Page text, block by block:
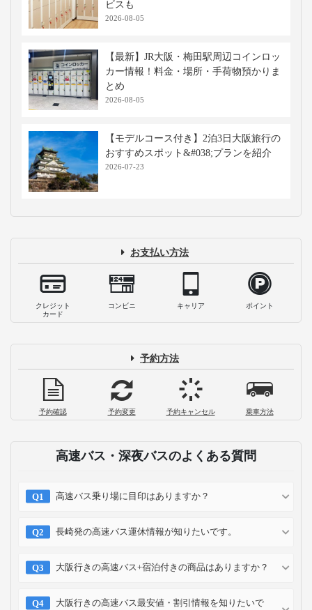
ビスも
2026-08-05
【最新】JR大阪・梅田駅周辺コインロッ
カー情報！料金・場所・手荷物預かりま
とめ
2026-08-05
【モデルコース付き】2泊3日大阪旅行の
おすすめスポット&#038;プランを紹介
2026-07-23
お支払い方法
クレジット
カード
コンビニ キャリア ポイント
予約方法
予約確認 予約変更 予約キャンセル 乗車方法
高速バス・深夜バスのよくある質問
高速バス乗り場に目印はありますか？
長崎発の高速バス運休情報が知りたいです。
大阪行きの高速バス+宿泊付きの商品はありますか？
大阪行きの高速バス最安値・割引情報を知りたいで